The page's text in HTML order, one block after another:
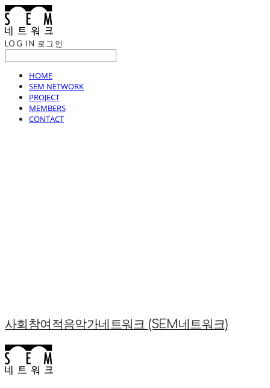
LOG IN 로그인
HOME
SEM NETWORK
PROJECT
MEMBERS
CONTACT
사회참여적음악가네트워크 (SEM네트워크)